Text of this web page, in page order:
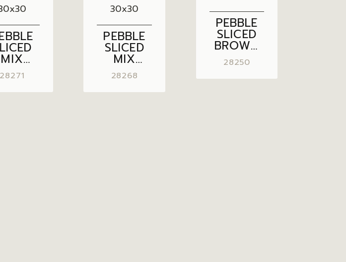
MIX
&
WHITE
28271
PEBBLE
SLICED
MIX
BROWN
&
CREAM
28268
PEBBLE
SLICED
BROWN
30×30
28250